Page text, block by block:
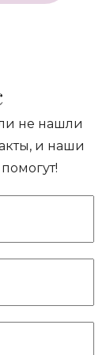
не нашли
и наши